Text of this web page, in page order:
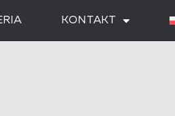
KONTAKT